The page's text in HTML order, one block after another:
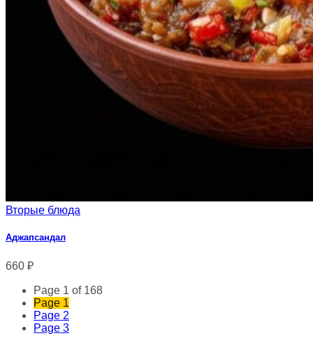
Вторые блюда
Аджапсандал
660 ₽
Page 1 of 168
Page 1
Page 2
Page 3